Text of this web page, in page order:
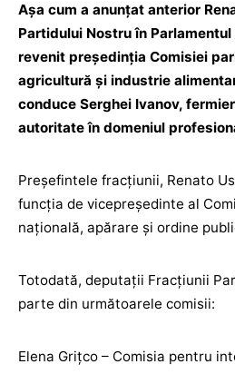
Așa cum a anunțat anterior
Partidului Nostru în
revenit președinția Comisiei
agricultură și industrie
conduce Serghei Ivanov,
autoritate în domeniul
Preșefintele fracțiunii, Renato
funcția de vicepreședinte al
națională, apărare și ordine
Totodată, deputații Fracțiunii
parte din următoarele comisii:
Elena Grițco – Comisia pentru